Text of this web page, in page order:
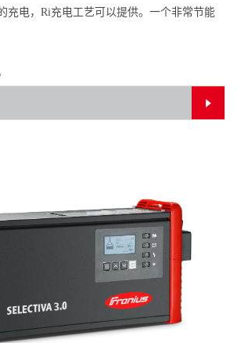
充电，Ri充电工艺可以提供。一个非常节能